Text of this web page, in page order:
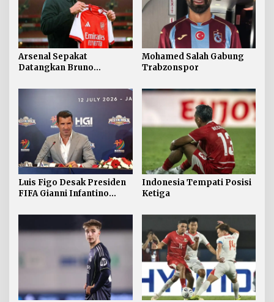
Arsenal Sepakat
Datangkan Bruno
Mohamed Salah Gabung
Trabzonspor
Luis Figo Desak Presiden
FIFA Gianni Infantino
Indonesia Tempati Posisi
Ketiga